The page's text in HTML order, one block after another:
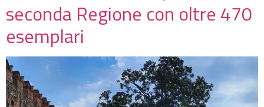
seconda Regione con oltre 470
esemplari